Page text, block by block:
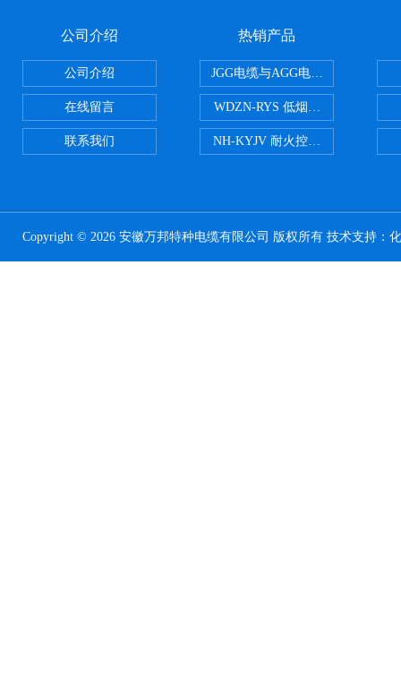
公司介绍
公司介绍
在线留言
联系我们
热销产品
JGG电缆与AGG电缆有什么区别
WDZN-RYS 低烟无卤耐火双绞线
NH-KYJV 耐火控制电缆
Copyright © 2026 安徽万邦特种电缆有限公司 版权所有 技术支持：